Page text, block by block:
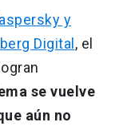
y
Digital , el
se vuelve
aún no